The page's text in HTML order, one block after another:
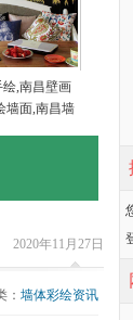
,南昌壁画
墙面,南昌墙
2020年11月27日
墙公司,南昌
： 墙体彩绘资讯